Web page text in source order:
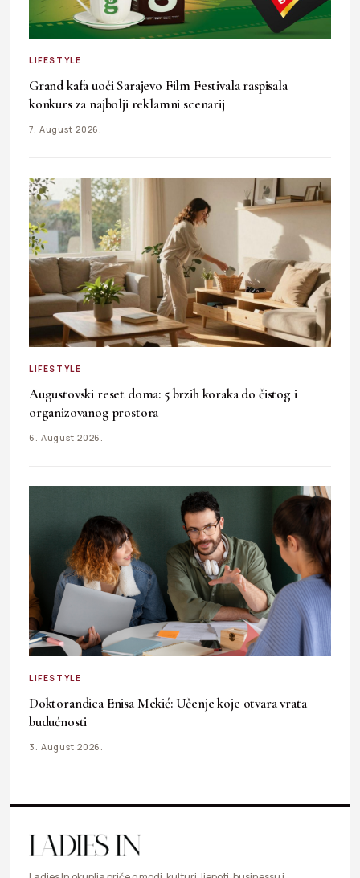
LIFESTYLE
Grand kafa uoči Sarajevo Film Festivala raspisala
konkurs za najbolji reklamni scenarij
7. August 2026.
LIFESTYLE
Augustovski reset doma: 5 brzih koraka do čistog i
organizovanog prostora
6. August 2026.
LIFESTYLE
Doktorandica Enisa Mekić: Učenje koje otvara vrata
budućnosti
3. August 2026.